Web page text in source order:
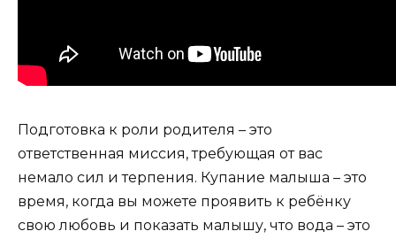
Подготовка к роли родителя – это
ответственная миссия, требующая от вас
немало сил и терпения. Купание малыша – это
время, когда вы можете проявить к ребёнку
свою любовь и показать малышу, что вода – это